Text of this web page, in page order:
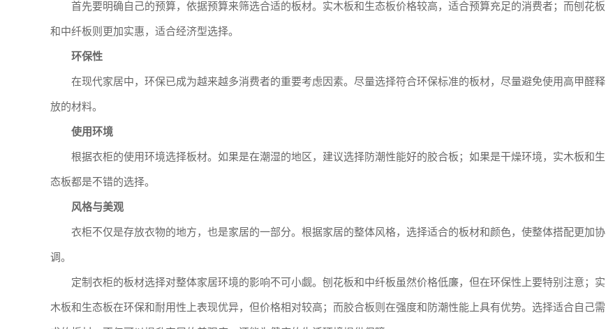
首先要明确自己的预算，依据预算来筛选合适的板材。实木板和生态板价格较高，适合预算充足的消费者；而刨花板
和中纤板则更加实惠，适合经济型选择。
环保性
在现代家居中，环保已成为越来越多消费者的重要考虑因素。尽量选择符合环保标准的板材，尽量避免使用高甲醛释
放的材料。
使用环境
根据衣柜的使用环境选择板材。如果是在潮湿的地区，建议选择防潮性能好的胶合板；如果是干燥环境，实木板和生
态板都是不错的选择。
风格与美观
衣柜不仅是存放衣物的地方，也是家居的一部分。根据家居的整体风格，选择适合的板材和颜色，使整体搭配更加协
调。
定制衣柜的板材选择对整体家居环境的影响不可小觑。刨花板和中纤板虽然价格低廉，但在环保性上要特别注意；实
木板和生态板在环保和耐用性上表现优异，但价格相对较高；而胶合板则在强度和防潮性能上具有优势。选择适合自己需